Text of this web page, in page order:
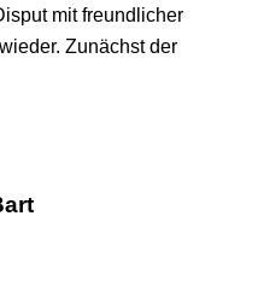
mit freundlicher
Zunächst der